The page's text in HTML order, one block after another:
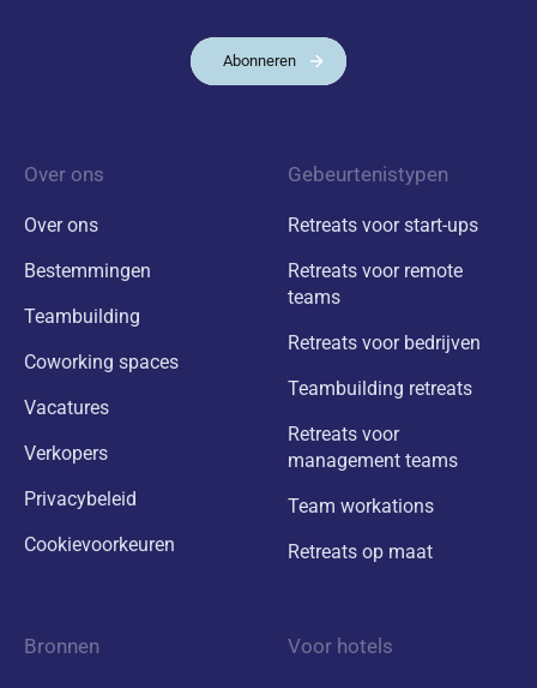
Abonneren
Over ons
Over ons
Bestemmingen
Teambuilding
Coworking spaces
Vacatures
Verkopers
Privacybeleid
Cookievoorkeuren
Gebeurtenistypen
Retreats voor start-ups
Retreats voor remote
teams
Retreats voor bedrijven
Teambuilding retreats
Retreats voor
management teams
Team workations
Retreats op maat
Bronnen Voor hotels